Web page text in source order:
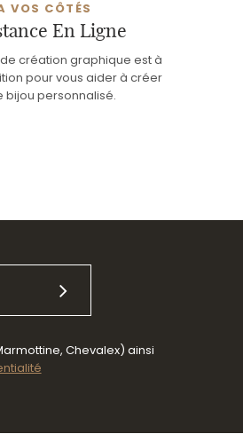
VOS CÔTÉS
En Ligne
création graphique est à
pour vous aider à créer
bijou personnalisé.
Chevalex) ainsi